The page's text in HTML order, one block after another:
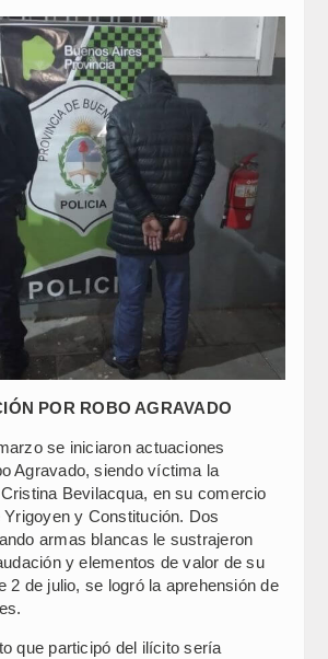
POR ROBO AGRAVADO
se iniciaron actuaciones
Agravado, siendo víctima la
Bevilacqua, en su comercio
Yrigoyen y Constitución. Dos
armas blancas le sustrajeron
y elementos de valor de su
2 de julio, se logró la aprehensión de
que participó del ilícito sería